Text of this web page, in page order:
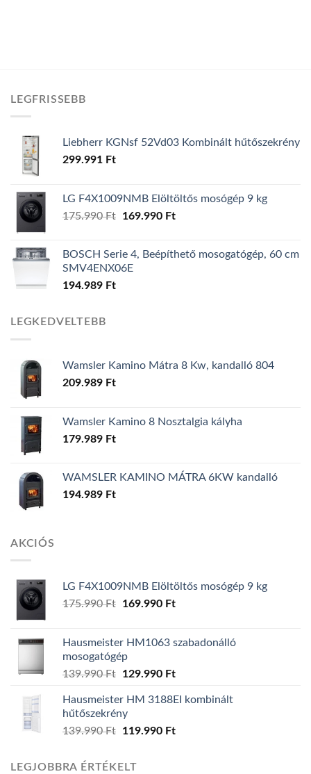
LEGFRISSEBB
Liebherr KGNsf 52Vd03 Kombinált hűtőszekrény
299.991 Ft
LG F4X1009NMB Elöltöltős mosógép 9 kg
175.990Ft
Original
175.990 Ft.
169.990 FtCurrent
169.990 Ft.
BOSCH Serie 4, Beépíthető mosogatógép, 60 cm
SMV4ENX06E
194.989 Ft
LEGKEDVELTEBB
Wamsler Kamino Mátra 8 Kw, kandalló 804
209.989 Ft
Wamsler Kamino 8 Nosztalgia kályha
179.989 Ft
WAMSLER KAMINO MÁTRA 6KW kandalló
194.989 Ft
AKCIÓS
LG F4X1009NMB Elöltöltős mosógép 9 kg
175.990Ft
Original
175.990 Ft.
169.990 FtCurrent
169.990 Ft.
Hausmeister HM1063 szabadonálló
mosogatógép
139.990Ft
Original
was:
139.990 Ft.
129.990 FtCurrent
is:
Hausmeister HM 3188EI kombinált
hűtőszekrény
139.990Ft
Original
was:
119.990 FtCurrent
LEGJOBBRA ÉRTÉKELT